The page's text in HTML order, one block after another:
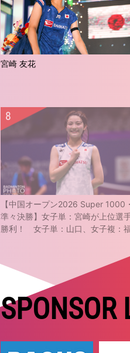
宮崎 友花
【中国オープン2026 Super 1000・
準々決勝】女子単：宮崎が上位選
勝利！ 女子単：山口、女子複：
SPONSOR